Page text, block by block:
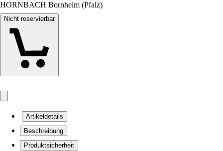
HORNBACH Bornheim (Pfalz)
Nicht reservierbar
Artikeldetails
Beschreibung
Produktsicherheit